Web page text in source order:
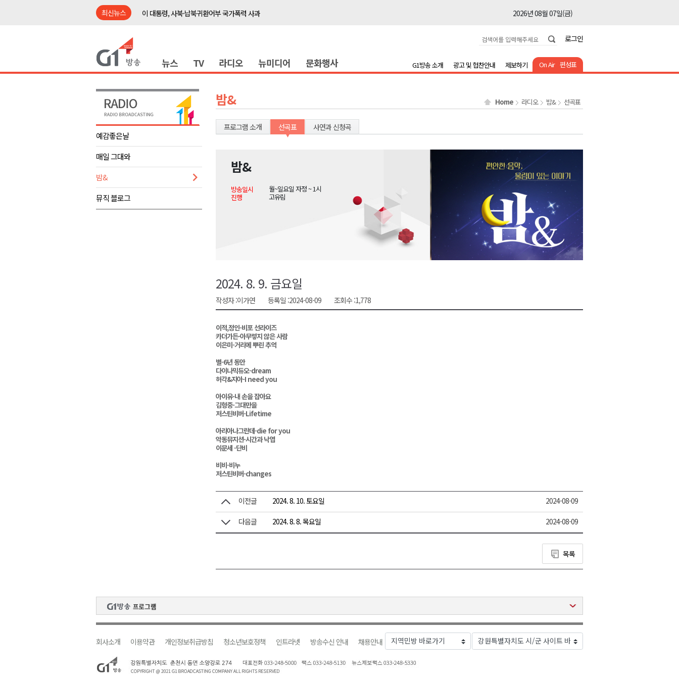
최신뉴스
이 대통령, 사북·납북귀환어부 국가폭력 사과
2026년 08월 07일(금)
2026년 08월 07일(금)
이광재 국회 예결위원장, 강릉시 초청 특별 강연
2026년 08월 07일(금)
육동한 시장, 국제스케이트장 춘천 유치 건의
영월군, 국·도비 확보 보고회 개최
2026년 08월 07일(금)
삼척 공공산후조리원 이전 시급
도-시군 첫 간담회..우상호 "하나된 공동체"
2026년 08월 07일(금)
이 대통령, 사북·납북귀환어부 국가폭력 사과
2026년 08월 07일(금)
여름축제 더위와 전쟁..물놀이 접목
2026년 08월 07일(금)
강원도, 최휘영 문체부장관과 정책간담회
2026년 08월 07일(금)
2026년 08월 07일(금)
2026년 08월 07일(금)
2026년 08월 07일(금)
삼척 공공산후조리원 이전 시급
강원자치도교육청 교감급 이상 387명 인사
로그인
뉴스 TV 라디오 뉴미디어 문화행사 On Air 편성표
G1방송 소개 광고 및 협찬안내 제보하기
예감좋은날
매일 그대와
밤&
뮤직 블로그
밤& Home 라디오 밤& 선곡표
프로그램 소개 선곡표 사연과 신청곡
밤&
방송일시
월~일요일 자정 ~ 1시
진행
고유림
2024. 8. 9. 금요일
작성자 :이가연 등록일 :2024-08-09 조회수 :1,778
이적,정인-비포 선라이즈
카더가든-아무렇지 않은 사람
이은미-거리에 뿌린 추억
별-6년 동안
다이나믹듀오-dream
허각&지아-I need you
아이유-내 손을 잡아요
김형중-그대만을
저스틴비버-Lifetime
아리아나그란데-die for you
악동뮤지션-시간과 낙엽
이문세 -단비
비비-비누
저스틴비버-changes
이전글 2024. 8. 10. 토요일 2024-08-09
다음글 2024. 8. 8. 목요일 2024-08-09
목록
회사소개 이용약관 개인정보취급방침 청소년보호정책 인트라넷 방송수신 안내 채용안내